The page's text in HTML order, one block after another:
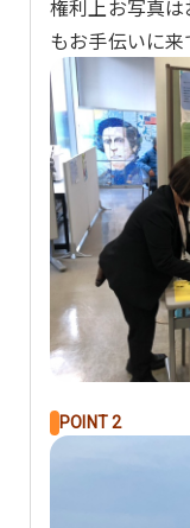
権利上お写真
もお手伝いに来
POINT 2